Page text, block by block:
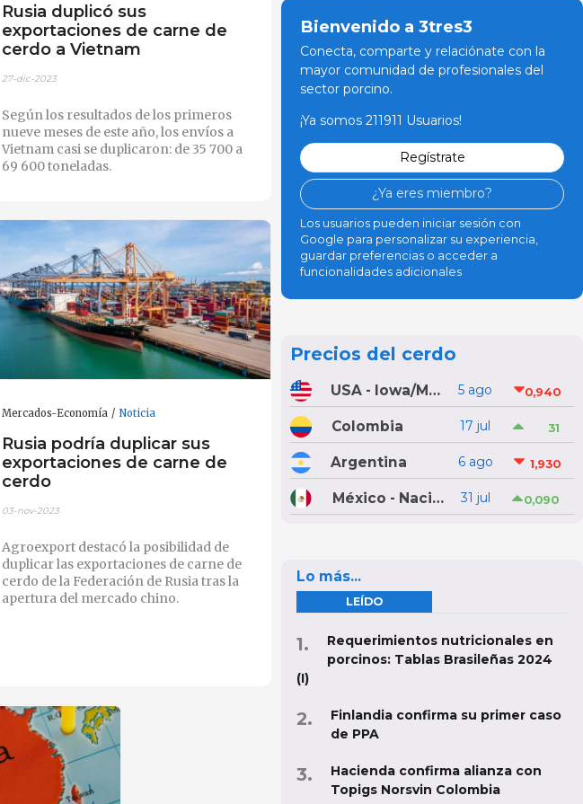
Rusia duplicó sus
exportaciones de carne de
cerdo a Vietnam
27-dic-2023
Según los resultados de los primeros
nueve meses de este año, los envíos a
Vietnam casi se duplicaron: de 35 700 a
69 600 toneladas.
Mercados-Economía Noticia
Rusia podría duplicar sus
exportaciones de carne de
cerdo
03-nov-2023
Agroexport destacó la posibilidad de
duplicar las exportaciones de carne de
cerdo de la Federación de Rusia tras la
apertura del mercado chino.
Bienvenido a 3tres3
Conecta, comparte y relaciónate con la
mayor comunidad de profesionales del
sector porcino.
¡Ya somos 211911 Usuarios!
Regístrate
¿Ya eres miembro?
Los usuarios pueden iniciar sesión con
Google para personalizar su experiencia,
guardar preferencias o acceder a
funcionalidades adicionales
Precios del cerdo
USA - Iowa/Minnesota 5 ago 0,940
Colombia 17 jul 31
Argentina 6 ago 1,930
México - Nacional 31 jul 0,090
Lo más...
LEÍDO
Requerimientos nutricionales en
porcinos: Tablas Brasileñas 2024
(I)
Finlandia confirma su primer caso
de PPA
Hacienda confirma alianza con
Topigs Norsvin Colombia